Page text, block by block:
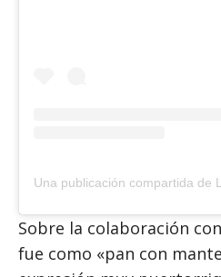
Sobre la colaboración
fue como «pan con